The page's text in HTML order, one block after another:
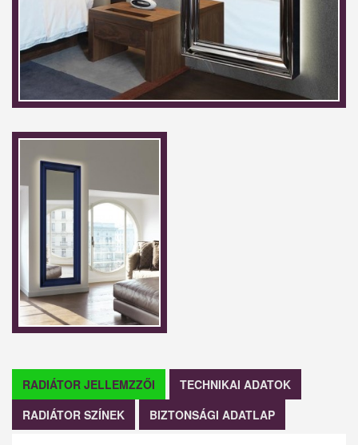
RADIÁTOR JELLEMZZŐI
TECHNIKAI ADATOK
RADIÁTOR SZÍNEK
BIZTONSÁGI ADATLAP